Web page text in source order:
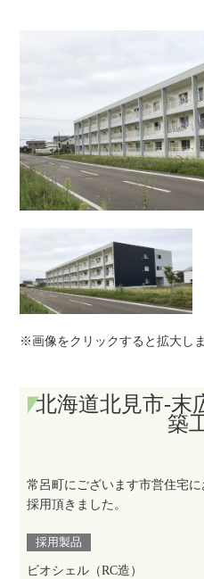
※画像をクリックすると拡大しま
北海道北見市-末
築
常呂町にございます市営住宅
採用頂きました。
採用製品
ビオシェル（RC造）